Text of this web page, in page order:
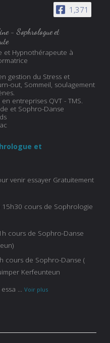
1,371
- Sophrologue et
et Hypnothérapeute à
gestion du Stress et
out, Sommeil, soulagement
entreprises QVT - TMS.
et Sophro-Danse
et
venir essayer Gratuitement
cours de Sophrologie
cours de Sophro-Danse
cours de Sophro-Danse (
Kerfeunteun
... Voir plus